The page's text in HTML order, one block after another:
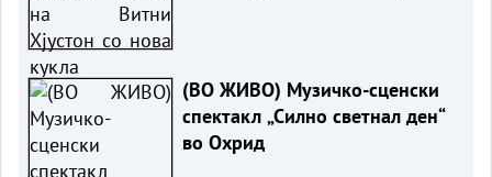
(ВО ЖИВО) Музичко-сценски
спектакл „Силно светнал ден“
во Охрид